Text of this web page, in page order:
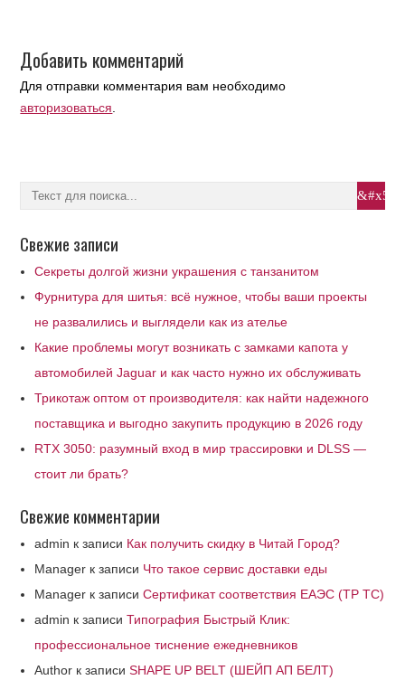
Добавить комментарий
Для отправки комментария вам необходимо
авторизоваться
Свежие записи
Секреты долгой жизни украшения с танзанитом
Фурнитура для шитья: всё нужное, чтобы ваши проекты
не развалились и выглядели как из ателье
Какие проблемы могут возникать с замками капота у
автомобилей Jaguar и как часто нужно их обслуживать
Трикотаж оптом от производителя: как найти надежного
поставщика и выгодно закупить продукцию в 2026 году
RTX 3050: разумный вход в мир трассировки и DLSS —
стоит ли брать?
Свежие комментарии
admin к записи Как получить скидку в Читай Город?
Manager к записи Что такое сервис доставки еды
Manager к записиСертификат соответствия ЕАЭС (ТР ТС)
admin к записиТипография Быстрый Клик:
профессиональное тиснение ежедневников
Author к записиSHAPE UP BELT (ШЕЙП АП БЕЛТ)